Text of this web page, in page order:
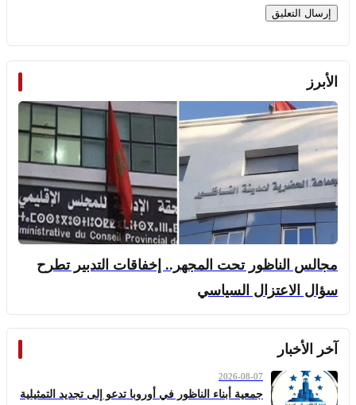
الأبرز
مجالس الناظور تحت المجهر.. إخفاقات التدبير تطرح
سؤال الاعتزال السياسي
آخر الأخبار
2026-08-07
جمعية أبناء الناظور في أوروبا تدعو إلى تجديد التمثيلية